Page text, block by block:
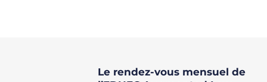
Le rendez-vous mensuel de